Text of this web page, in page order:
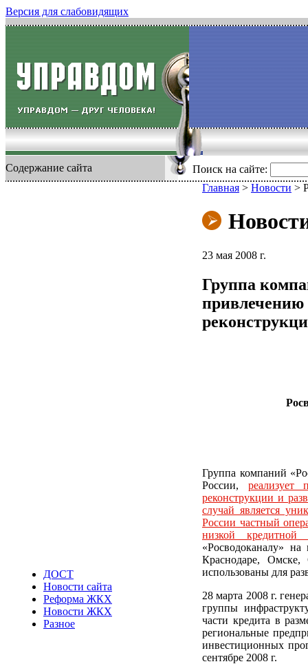
Версия для слабовидящих
Содержание сайта Поиск на сайте:
ДОСТ
Новости сайта
Реформа ЖКХ
Новости ЖКХ
Разное
Главная > Новости >
23 мая 2008 г.
Группа
привлечению
Группа компаний
России,
реконструкции и
случай является
России частный
низкой кредитной
«Росводоканалу»
Краснодаре,
использованы для
28 марта 2008 г.
группы
части кредита в
региональные
инвестиционных
сентябре 2008 г.